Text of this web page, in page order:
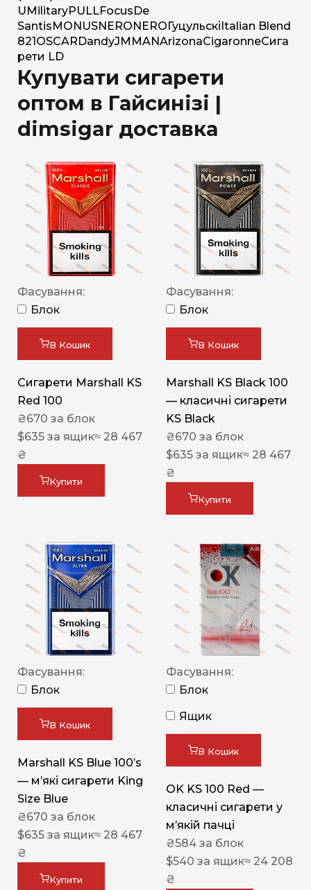
U MilitaryPULLFocus De
Santis MONUSNERO NERO Гуцульскі Italian Blend
821 OSCAR DandyJM MANArizonaCigaronneСига
рети LD
Купувати сигарети
оптом в Гайсинізі |
dimsigar доставка
Фасування:
Блок
В Кошик
Сигарети Marshall KS
Red 100
₴670 за блок
$635 за ящик≈ 28 467
₴
Купити
Фасування:
Блок
В Кошик
Marshall KS Black 100
— класичні сигарети
KS Black
₴670 за блок
$635 за ящик≈ 28 467
₴
Купити
Фасування:
Блок
В Кошик
Marshall KS Blue 100’s
— м’які сигарети King
Size Blue
₴670 за блок
$635 за ящик≈ 28 467
₴
Купити
Фасування:
Блок
Ящик
В Кошик
OK KS 100 Red —
класичні сигарети у
м’якій пачці
₴584 за блок
$540 за ящик≈ 24 208
₴